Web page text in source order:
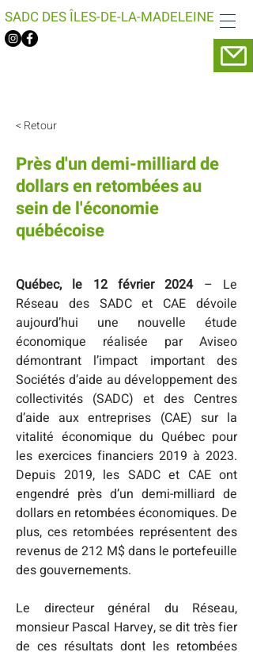
SADC DES ÎLES-DE-LA-MADELEINE
< Retour
Près d'un demi-milliard de
dollars en retombées au
sein de l'économie
québécoise
Québec, le 12 février 2024 – Le
Réseau des SADC et CAE dévoile
aujourd’hui une nouvelle étude
économique réalisée par Aviseo
démontrant l’impact important des
Sociétés d’aide au développement des
collectivités (SADC) et des Centres
d’aide aux entreprises (CAE) sur la
vitalité économique du Québec pour
les exercices financiers 2019 à 2023.
Depuis 2019, les SADC et CAE ont
engendré près d’un demi-milliard de
dollars en retombées économiques. De
plus, ces retombées représentent des
revenus de 212 M$ dans le portefeuille
des gouvernements.
Le directeur général du Réseau,
monsieur Pascal Harvey, se dit très fier
de ces résultats dont les retombées